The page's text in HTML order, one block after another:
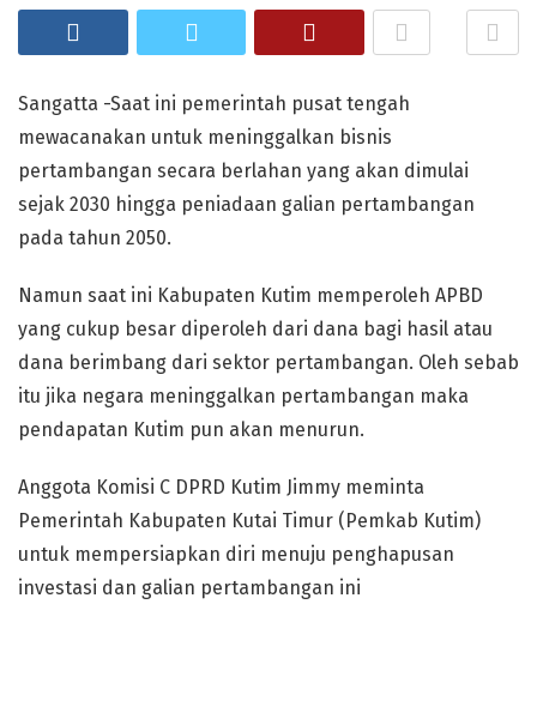
Sangatta -Saat ini pemerintah pusat tengah
mewacanakan untuk meninggalkan bisnis
pertambangan secara berlahan yang akan dimulai
sejak 2030 hingga peniadaan galian pertambangan
pada tahun 2050.
Namun saat ini Kabupaten Kutim memperoleh APBD
yang cukup besar diperoleh dari dana bagi hasil atau
dana berimbang dari sektor pertambangan. Oleh sebab
itu jika negara meninggalkan pertambangan maka
pendapatan Kutim pun akan menurun.
Anggota Komisi C DPRD Kutim Jimmy meminta
Pemerintah Kabupaten Kutai Timur (Pemkab Kutim)
untuk mempersiapkan diri menuju penghapusan
investasi dan galian pertambangan ini